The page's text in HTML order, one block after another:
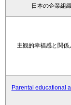
日本の企業組
主観的幸福感と関
Parental educational